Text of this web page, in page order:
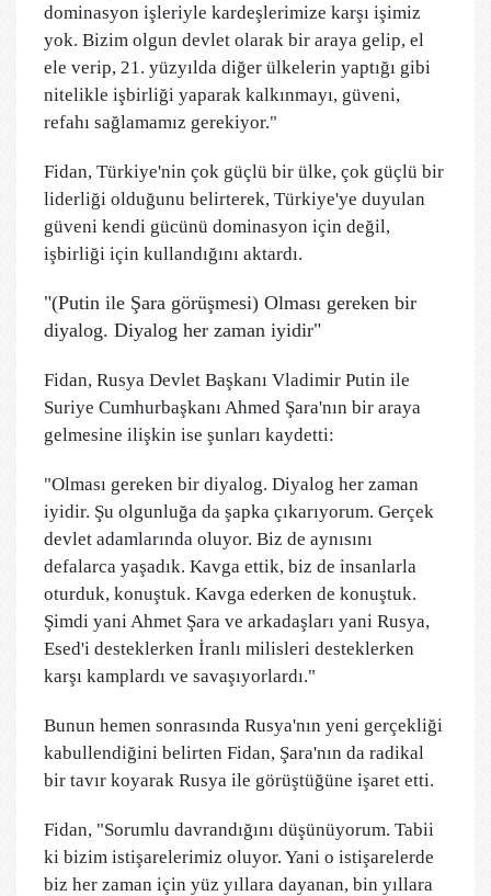
dominasyon işleriyle kardeşlerimize karşı işimiz
yok. Bizim olgun devlet olarak bir araya gelip, el
ele verip, 21. yüzyılda diğer ülkelerin yaptığı gibi
nitelikle işbirliği yaparak kalkınmayı, güveni,
refahı sağlamamız gerekiyor."
Fidan, Türkiye'nin çok güçlü bir ülke, çok güçlü bir
liderliği olduğunu belirterek, Türkiye'ye duyulan
güveni kendi gücünü dominasyon için değil,
işbirliği için kullandığını aktardı.
"(Putin ile Şara görüşmesi) Olması gereken bir
diyalog. Diyalog her zaman iyidir"
Fidan, Rusya Devlet Başkanı Vladimir Putin ile
Suriye Cumhurbaşkanı Ahmed Şara'nın bir araya
gelmesine ilişkin ise şunları kaydetti:
"Olması gereken bir diyalog. Diyalog her zaman
iyidir. Şu olgunluğa da şapka çıkarıyorum. Gerçek
devlet adamlarında oluyor. Biz de aynısını
defalarca yaşadık. Kavga ettik, biz de insanlarla
oturduk, konuştuk. Kavga ederken de konuştuk.
Şimdi yani Ahmet Şara ve arkadaşları yani Rusya,
Esed'i desteklerken İranlı milisleri desteklerken
karşı kamplardı ve savaşıyorlardı."
Bunun hemen sonrasında Rusya'nın yeni gerçekliği
kabullendiğini belirten Fidan, Şara'nın da radikal
bir tavır koyarak Rusya ile görüştüğüne işaret etti.
Fidan, "Sorumlu davrandığını düşünüyorum. Tabii
ki bizim istişarelerimiz oluyor. Yani o istişarelerde
biz her zaman için yüz yıllara dayanan, bin yıllara